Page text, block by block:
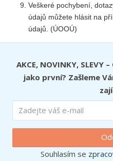
Veškeré pochybení,
údajů můžete hlásit na
údajů. (ÚOOÚ)
AKCE, NOVINKY,
jako první? Zašleme
Souhlasím se